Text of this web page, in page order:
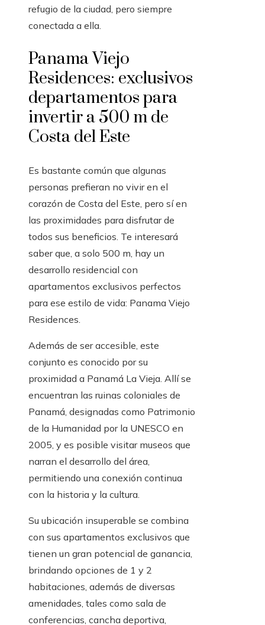
refugio de la ciudad, pero siempre
conectada a ella.
Panama Viejo
Residences: exclusivos
departamentos para
invertir a 500 m de
Costa del Este
Es bastante común que algunas
personas prefieran no vivir en el
corazón de Costa del Este, pero sí en
las proximidades para disfrutar de
todos sus beneficios. Te interesará
saber que, a solo 500 m, hay un
desarrollo residencial con
apartamentos exclusivos perfectos
para ese estilo de vida: Panama Viejo
Residences.
Además de ser accesible, este
conjunto es conocido por su
proximidad a Panamá La Vieja. Allí se
encuentran las ruinas coloniales de
Panamá, designadas como Patrimonio
de la Humanidad por la UNESCO en
2005, y es posible visitar museos que
narran el desarrollo del área,
permitiendo una conexión continua
con la historia y la cultura.
Su ubicación insuperable se combina
con sus apartamentos exclusivos que
tienen un gran potencial de ganancia,
brindando opciones de 1 y 2
habitaciones, además de diversas
amenidades, tales como sala de
conferencias, cancha deportiva,